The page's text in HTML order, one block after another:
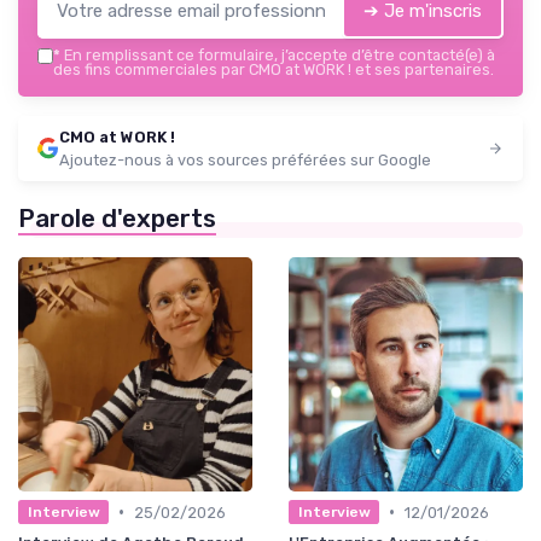
➔ Je m'inscris
* En remplissant ce formulaire, j’accepte d’être contacté(e) à
des fins commerciales par CMO at WORK ! et ses partenaires.
CMO at WORK !
Ajoutez-nous à vos sources préférées sur Google
Parole d'experts
Interview •
25/02/2026
Interview • 12/01/2026